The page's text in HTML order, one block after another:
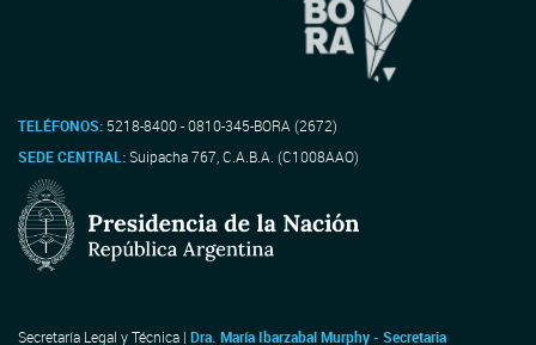
TELÉFONOS: 5218-8400 - 0810-345-BORA (2672)
SEDE CENTRAL:Suipacha 767, C.A.B.A. (C1008AAO)
Secretaría Legal y Técnica | Dra. María Ibarzabal Murphy - Secretaria